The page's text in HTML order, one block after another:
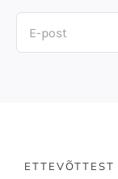
ETTEVÕTTEST